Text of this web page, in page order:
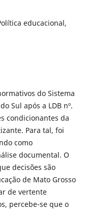
educacional,
do Sistema
Sul após a LDB nº.
condicionantes da
Para tal, foi
como
documental. O
decisões são
de Mato Grosso
de vertente
percebe-se que o